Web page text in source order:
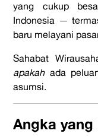
yang cukup
Indonesia —
baru melayani
Sahabat
apakahada
asumsi.
Angka yang